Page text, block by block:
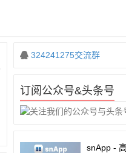
324241275交流群
订阅公众号&头条号
snApp -